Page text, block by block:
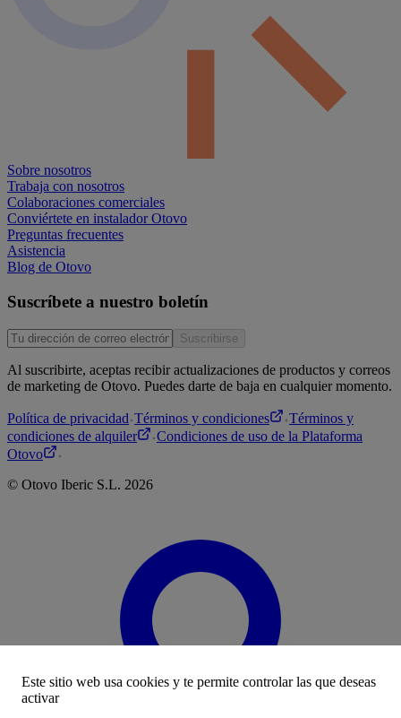
Sobre nosotros
Trabaja con nosotros
Colaboraciones comerciales
Conviértete en instalador Otovo
Preguntas frecuentes
Asistencia
Blog de Otovo
Suscríbete a nuestro boletín
Suscribirse
Al suscribirte, aceptas recibir actualizaciones de productos y correos
de marketing de Otovo. Puedes darte de baja en cualquier momento.
Política de privacidad Términos y condiciones
Términos y
condiciones de alquiler
Condiciones de uso de la Plataforma
Otovo
© Otovo Iberic S.L. 2026
Este sitio web usa cookies y te permite controlar las que deseas
activar